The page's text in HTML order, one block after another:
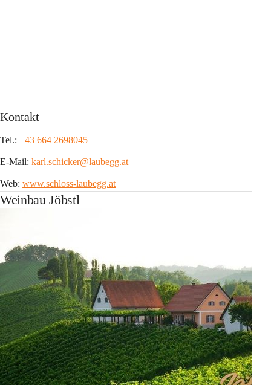
Kontakt
Tel.: +43 664 2698045
E-Mail: karl.schicker@laubegg.at
Web: www.schloss-laubegg.at
Weinbau Jöbstl